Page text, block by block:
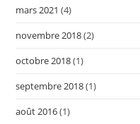
mars 2021 (4)
novembre 2018(2)
octobre 2018(1)
septembre 2018(1)
août 2016(1)